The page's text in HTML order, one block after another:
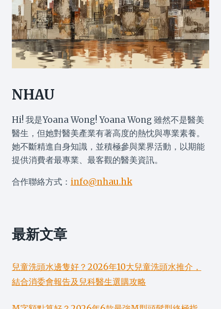
NHAU
Hi! 我是Yoana Wong! Yoana Wong 雖然不是醫美
醫生，但她對醫美產業有著高度的熱忱與專業素養。
她不斷精進自身知識，並積極參與業界活動，以期能
提供消費者最專業、最客觀的醫美資訊。
合作聯絡方式： info@nhau.hk
最新文章
兒童洗頭水邊隻好？2026年10大兒童洗頭水推介，
結合消委會報告及兒科醫生選購攻略